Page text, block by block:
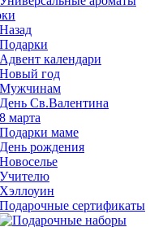
Назад
Подарки
Адвент календари
Новый год
Мужчинам
День Св.Валентина
8 марта
Подарки маме
День рождения
Новоселье
Учителю
Хэллоуин
Подарочные сертификаты